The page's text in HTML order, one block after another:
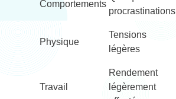
Comportements
procrastinations
Physique
Tensions
légères
Travail
Rendement
légèrement